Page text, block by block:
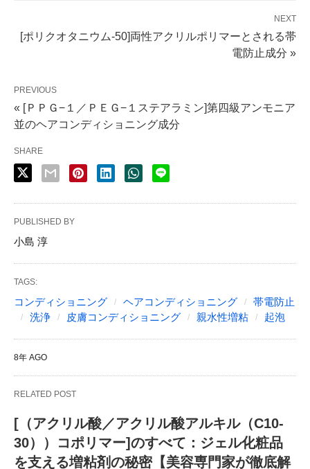
NEXT
[ポリクオタニウム-50]両性アクリルポリマーとされる帯
電防止成分 »
PREVIOUS
« [ＰＰＧ−１／ＰＥＧ−１ステアラミン]第四級アンモニア
並のヘアコンディショニング成分
SHARE
PUBLISHED BY
小島 淳
TAGS:
コンディショニング ヘアコンディショニング
帯電防止
洗浄
皮膚コンディショニング 親水性増粘 起泡
8年 AGO
RELATED POST
[（アクリル酸／アクリル酸アルキル（C10-
30））コポリマー]のすべて：ジェル化粧品
を支える増粘剤の秘密【美容専門家が徹底解